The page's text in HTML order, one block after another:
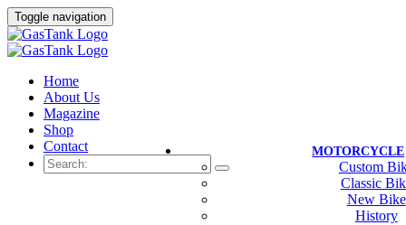
Toggle navigation
Home
About Us
Magazine
Shop
Contact
MOTORCYCLE
Custom
Classic
New Bike
History